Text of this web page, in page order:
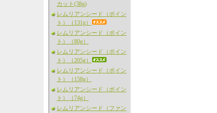
カット(38g)
レムリアンシード（ポイン
ト）（131g）
レムリアンシード（ポイン
ト）（80g）
レムリアンシード（ポイン
ト）（205g）
レムリアンシード（ポイン
ト）（158g）
レムリアンシード（ポイン
ト）（74g）
レムリアンシード（ファン